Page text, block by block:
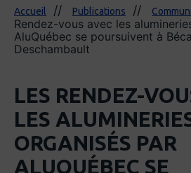
Accueil Publications
Rendez-vous avec les
AluQuébec se poursuivent à
Deschambault
LES RENDEZ-
LES
ORGANISÉS PAR
ALUQUÉBEC SE